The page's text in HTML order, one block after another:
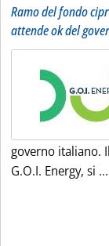
Ramo del fondo
attende ok del
governo italiano.
G.O.I. Energy, si ...